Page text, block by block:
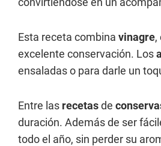
Esta receta combina vinagre,
excelente conservación. Los
ensaladas o para darle un
Entre las recetasde
duración. Además de ser
todo el año, sin perder su